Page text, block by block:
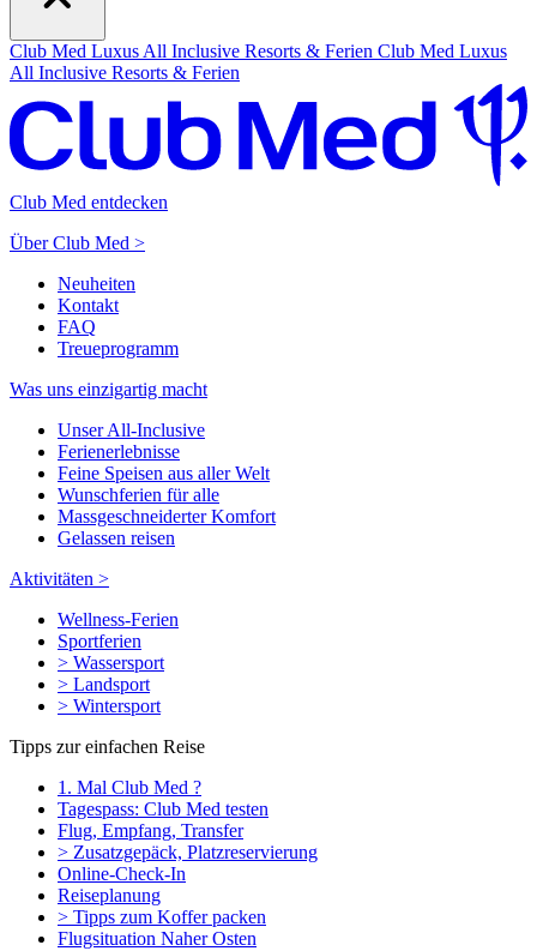
Club Med Luxus All Inclusive Resorts & Ferien Club Med Luxus
All Inclusive Resorts & Ferien
Club Med entdecken
Über Club Med >
Neuheiten
Kontakt
FAQ
Treueprogramm
Was uns einzigartig macht
Unser All-Inclusive
Ferienerlebnisse
Feine Speisen aus aller Welt
Wunschferien für alle
Massgeschneiderter Komfort
Gelassen reisen
Aktivitäten >
Wellness-Ferien
Sportferien
> Wassersport
> Landsport
> Wintersport
Tipps zur einfachen Reise
1. Mal Club Med ?
Tagespass: Club Med testen
Flug, Empfang, Transfer
> Zusatzgepäck, Platzreservierung
Online-Check-In
Reiseplanung
> Tipps zum Koffer packen
Flugsituation Naher Osten